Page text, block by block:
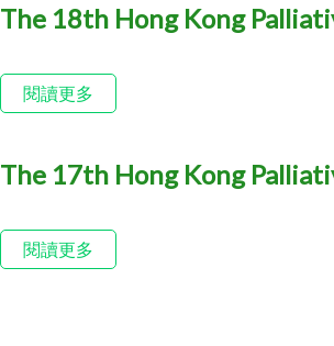
The 18th Hong Kong
閱讀更多
The 17th Hong Kong
閱讀更多